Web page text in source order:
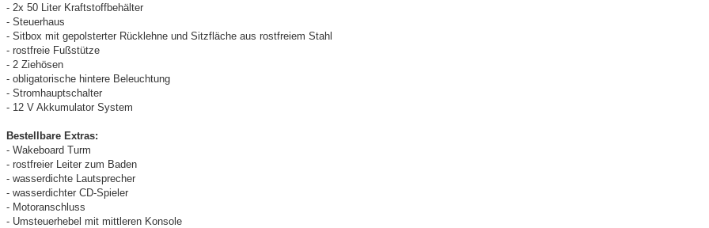
- 2x 50 Liter Kraftstoffbehälter
- Steuerhaus
- Sitbox mit gepolsterter Rücklehne und Sitzfläche aus rostfreiem Stahl
- rostfreie Fußstütze
- 2 Ziehösen
- obligatorische hintere Beleuchtung
- Stromhauptschalter
- 12 V Akkumulator System
Bestellbare Extras:
- Wakeboard Turm
- rostfreier Leiter zum Baden
- wasserdichte Lautsprecher
- wasserdichter CD-Spieler
- Motoranschluss
- Umsteuerhebel mit mittleren Konsole